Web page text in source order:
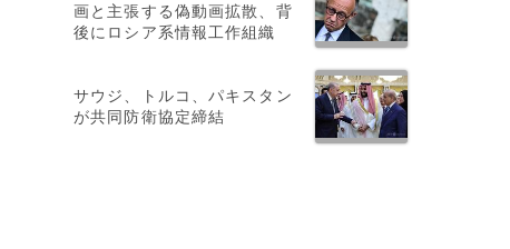
画と主張する偽動画拡散、背
後にロシア系情報工作組織
サウジ、トルコ、パキスタン
が共同防衛協定締結